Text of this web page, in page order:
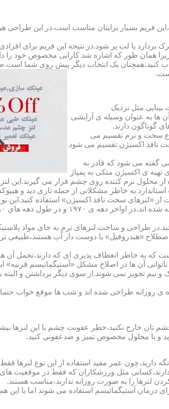
فریم بسیار برایتان مناسب است.در این طراحی
یا لب پر شود.در نتیجه این فریم برای
همان طور که اشاره شد کارایی مخصوص خود را
کنید،همچنان یک انتخاب دیگر پیش روی شما
مثل نزدیک
ها به عنوان وسیله ی آرایشی
گوناگون دارند.
سخت و نرم تقسیم می
نافذ اکسیژن تقسیم می شود
گفته می شود که قادر به
تهیه ی اکسیژن متکی به پمپاژ
از محلول نرم کننده روی چشم قرار می گیرند.این
به خاطر مشکلاتی از جمله تاری دید و
«لنزهای سخت نافذ اکسیژن» استفاده
طراحی و ساخت لنزهای نرم به جای مواد
«هیدروفیل» یا دوست دار آب هستند،طبیعی
به خاطر انعطاف پذیری ای که دارند،تحمل آن
ناتوانی آن ها در اصلاح مشکل «آستیگماتیسم
و نیم تجویز نمی شوند.از سوی دیگر برداشتن و
طراحی شده اند و شب ها موقع خواب حتما
تان خارج نکنید،خطر عفونت چشم با این لنزها
و با محلول مخصوص تمیز و ضدعفونی کنید.
عمر مفید استفاده از این نوع لنزها
مثل ورزشکاران که فقط در موقعیت های
را به صورت روزانه ندارند،مناسب هستند.
درمان آستیگماتیسم استفاده می شوند اما با